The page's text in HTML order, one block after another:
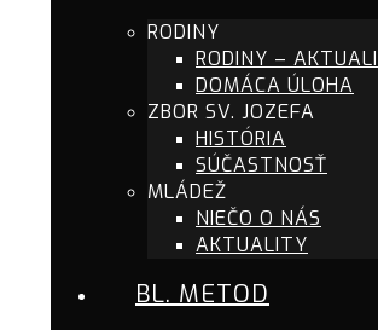
RODINY
RODINY –
DOMÁCA ÚLOHA
ZBOR SV. JOZEFA
HISTÓRIA
SÚČASTNOSŤ
MLÁDEŽ
NIEČO O NÁS
AKTUALITY
BL. METOD